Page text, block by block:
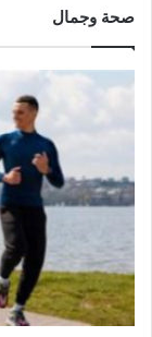
صحة وجمال